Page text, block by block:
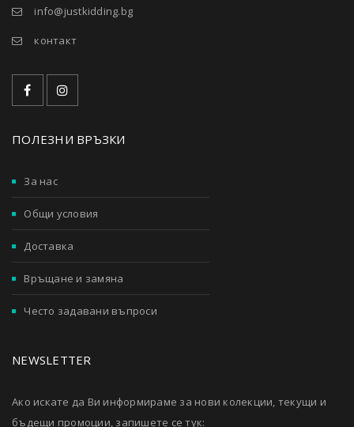
info@justkidding.bg
контакт
ПОЛЕЗНИ ВРЪЗКИ
За нас
Общи условия
Доставка
Връщане и замяна
Често задавани въпроси
NEWSLETTER
Ако искате да Ви информираме за нови колекции, текущи и
бъдещи промоции, запишете се тук: